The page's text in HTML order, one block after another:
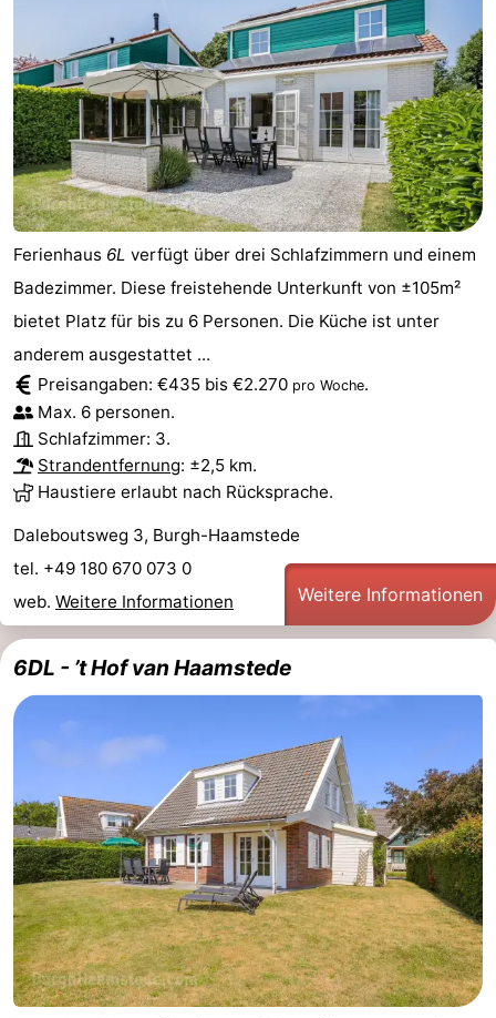
Ferienhaus 6L verfügt über drei Schlafzimmern und einem
Badezimmer. Diese freistehende Unterkunft von ±105m²
bietet Platz für bis zu 6 Personen. Die Küche ist unter
anderem ausgestattet ...
Preisangaben: €435 bis €2.270 pro Woche.
Max. 6 personen.
Schlafzimmer: 3.
Strandentfernung: ±2,5 km.
Haustiere erlaubt nach Rücksprache.
Daleboutsweg 3, Burgh-Haamstede
tel. +49 180 670 073 0
web. Weitere Informationen Weitere Informationen
6DL - ’t Hof van Haamstede